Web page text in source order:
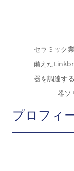
セラミック
備えた
器を調達す
器ソ
プロフィ